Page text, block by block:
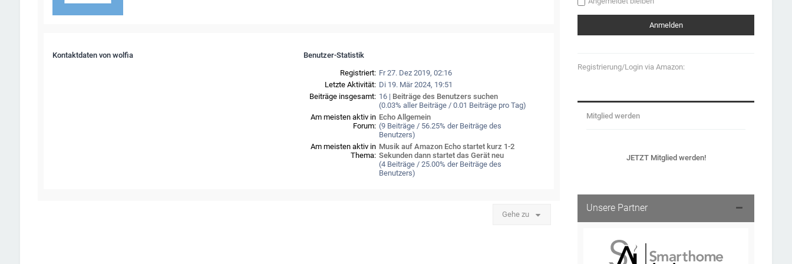
Kontaktdaten von wolfia
Benutzer-Statistik
Registriert: Fr 27. Dez 2019, 02:16
Letzte Aktivität: Di 19. Mär 2024, 19:51
Beiträge insgesamt: 16 | Beiträge des Benutzers suchen
(0.03% aller Beiträge / 0.01 Beiträge pro Tag)
Am meisten aktiv in
Forum:
Echo Allgemein
(9 Beiträge / 56.25% der Beiträge des
Benutzers)
Am meisten aktiv in
Thema:
Musik auf Amazon Echo startet kurz 1-2
Sekunden dann startet das Gerät neu
(4 Beiträge / 25.00% der Beiträge des
Benutzers)
Gehe zu
Registrierung/Login via Amazon:
Mitglied werden
JETZT Mitglied werden!
Unsere Partner